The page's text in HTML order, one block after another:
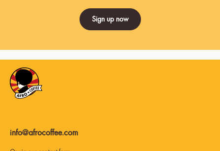
Sign up now
info@afrocoffee.com